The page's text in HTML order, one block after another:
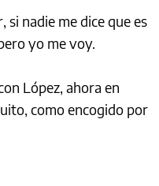
si nadie me dice que es
yo me voy.
López, ahora en
como encogido por